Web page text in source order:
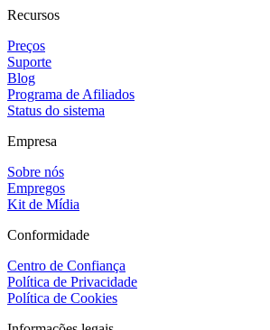
Recursos
Preços
Suporte
Blog
Programa de Afiliados
Status do sistema
Empresa
Sobre nós
Empregos
Kit de Mídia
Conformidade
Centro de Confiança
Política de Privacidade
Política de Cookies